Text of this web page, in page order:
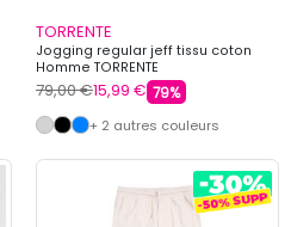
TORRENTE
Jogging regular jeff tissu coton
Homme TORRENTE
79,00 €15,99 € 79%
+ 2 autres couleurs